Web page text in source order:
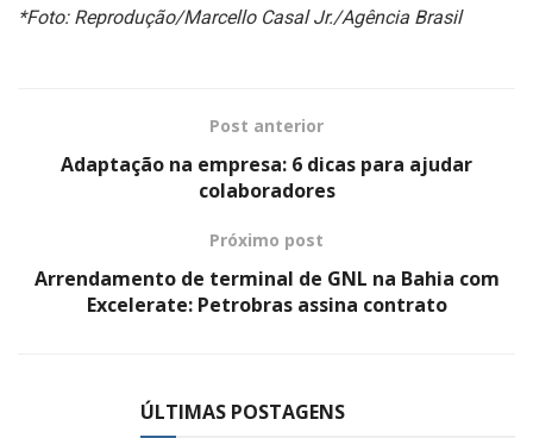
*Foto: Reprodução/Marcello Casal Jr./Agência Brasil
Post anterior
Adaptação na empresa: 6 dicas para ajudar
colaboradores
Próximo post
Arrendamento de terminal de GNL na Bahia com
Excelerate: Petrobras assina contrato
ÚLTIMAS POSTAGENS